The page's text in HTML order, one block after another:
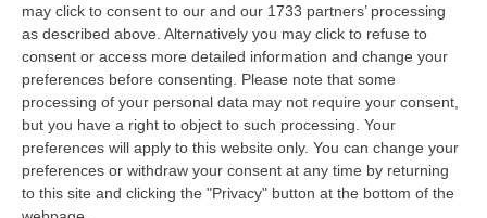
may click to consent to our and our 1733 partners’ processing
as described above. Alternatively you may click to refuse to
consent or access more detailed information and change your
preferences before consenting.
Please note that some
processing of your personal data may not require your consent,
but you have a right to object to such processing. Your
preferences will apply to this website only. You can change your
preferences or withdraw your consent at any time by returning
to this site and clicking the "Privacy" button at the bottom of the
“MESSINA “Chiediamo che venga chiusa la società Stretto di Messina. La
liquidazione era stata già indicata dal governo Monti nel 2013, e la…
08 Agosto, 21:20
Vinitaly And The City A Reggio: Il Grande Abbraccio Tra Identità
Del Territorio, Storia E Cultura – FOTO
“REGGIO CALABRIA Vinitaly and the City arriva a Reggio Calabria. Dopo il
successo dell’edizione di Sibari, dove la manifestazione ha fatto s…